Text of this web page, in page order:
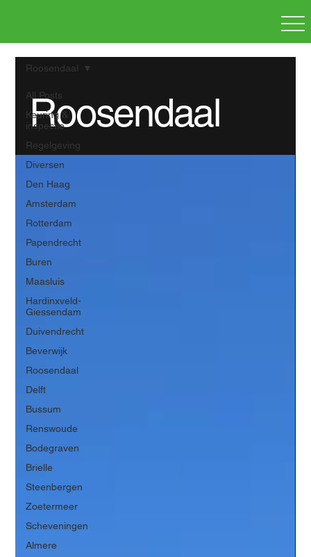
All Posts
Keuring &
inspectie
Regelgeving
Diversen
Den Haag
Amsterdam
Rotterdam
Papendrecht
Buren
Maasluis
Hardinxveld-
Giessendam
Duivendrecht
Beverwijk
Roosendaal
Delft
Bussum
Renswoude
Bodegraven
Brielle
Steenbergen
Zoetermeer
Scheveningen
Almere
Roosendaal
Roosendaal